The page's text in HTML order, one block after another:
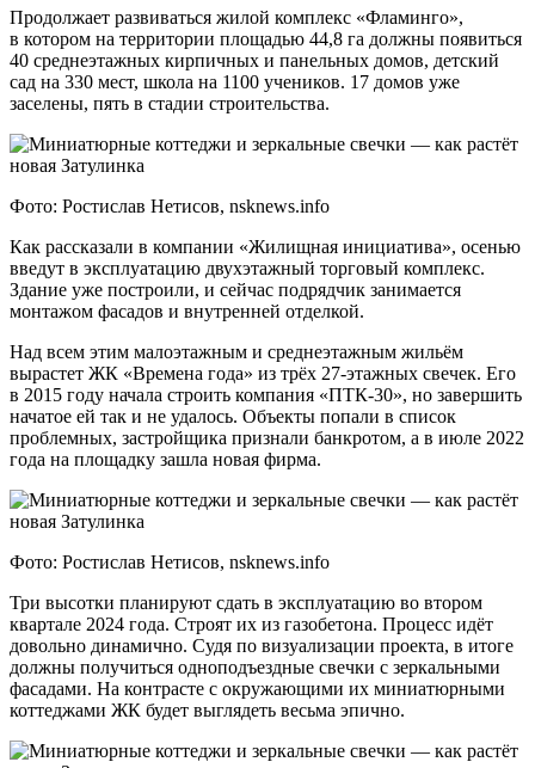
Продолжает развиваться жилой комплекс «Фламинго»,
в котором на территории площадью 44,8 га должны появиться
40 среднеэтажных кирпичных и панельных домов, детский
сад на 330 мест, школа на 1100 учеников. 17 домов уже
заселены, пять в стадии строительства.
Фото: Ростислав Нетисов, nsknews.info
Как рассказали в компании «Жилищная инициатива», осенью
введут в эксплуатацию двухэтажный торговый комплекс.
Здание уже построили, и сейчас подрядчик занимается
монтажом фасадов и внутренней отделкой.
Над всем этим малоэтажным и среднеэтажным жильём
вырастет ЖК «Времена года» из трёх 27-этажных свечек. Его
в 2015 году начала строить компания «ПТК-30», но завершить
начатое ей так и не удалось. Объекты попали в список
проблемных, застройщика признали банкротом, а в июле 2022
года на площадку зашла новая фирма.
Фото: Ростислав Нетисов, nsknews.info
Три высотки планируют сдать в эксплуатацию во втором
квартале 2024 года. Строят их из газобетона. Процесс идёт
довольно динамично. Судя по визуализации проекта, в итоге
должны получиться одноподъездные свечки с зеркальными
фасадами. На контрасте с окружающими их миниатюрными
коттеджами ЖК будет выглядеть весьма эпично.